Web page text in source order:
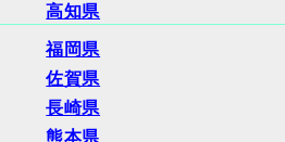
高知県
福岡県
佐賀県
長崎県
熊本県